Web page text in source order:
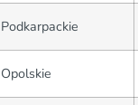
Podkarpackie
Opolskie